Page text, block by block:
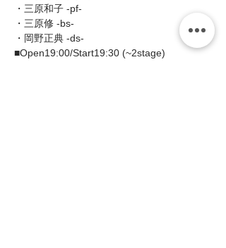
・三原和子 -pf-
・三原修 -bs-
・岡野正典 -ds-
■Open19:00/Start19:30 (~2stage)